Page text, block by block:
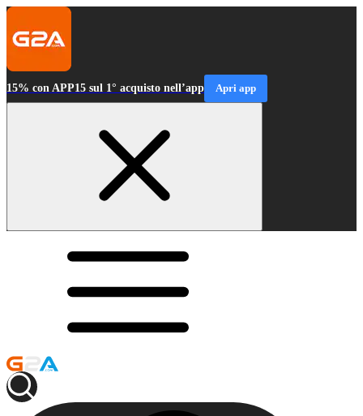
15% con APP15 sul 1° acquisto nell’app Apri app